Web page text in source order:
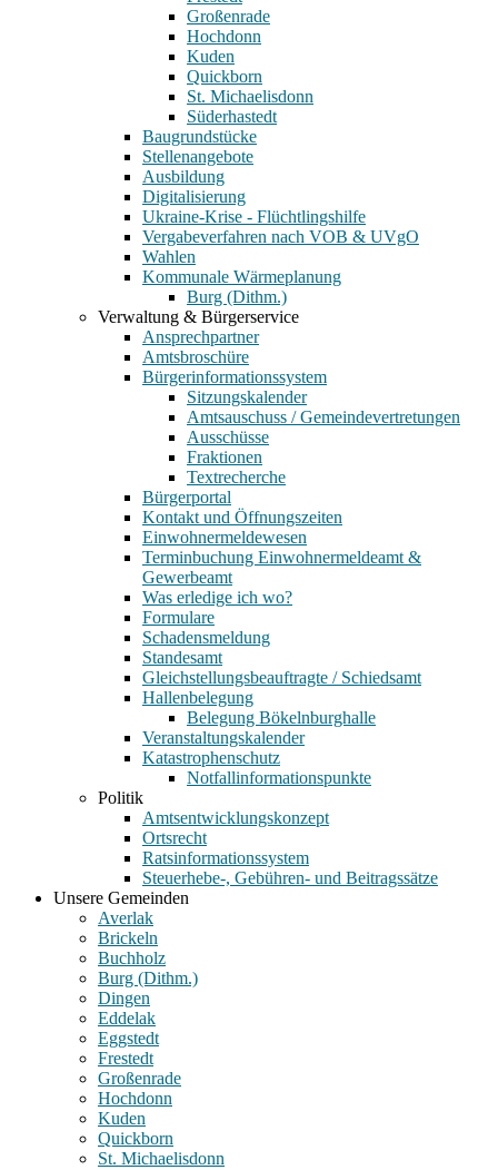
Großenrade
Hochdonn
Kuden
Quickborn
St. Michaelisdonn
Süderhastedt
Baugrundstücke
Stellenangebote
Ausbildung
Digitalisierung
Ukraine-Krise - Flüchtlingshilfe
Vergabeverfahren nach VOB & UVgO
Wahlen
Kommunale Wärmeplanung
Burg (Dithm.)
Verwaltung & Bürgerservice
Ansprechpartner
Amtsbroschüre
Bürgerinformationssystem
Sitzungskalender
Amtsauschuss / Gemeindevertretungen
Ausschüsse
Fraktionen
Textrecherche
Bürgerportal
Kontakt und Öffnungszeiten
Einwohnermeldewesen
Terminbuchung Einwohnermeldeamt &
Gewerbeamt
Was erledige ich wo?
Formulare
Schadensmeldung
Standesamt
Gleichstellungsbeauftragte / Schiedsamt
Hallenbelegung
Belegung Bökelnburghalle
Veranstaltungskalender
Katastrophenschutz
Notfallinformationspunkte
Politik
Amtsentwicklungskonzept
Ortsrecht
Ratsinformationssystem
Steuerhebe-, Gebühren- und Beitragssätze
Unsere Gemeinden
Averlak
Brickeln
Buchholz
Burg (Dithm.)
Dingen
Eddelak
Eggstedt
Frestedt
Großenrade
Hochdonn
Kuden
Quickborn
St. Michaelisdonn